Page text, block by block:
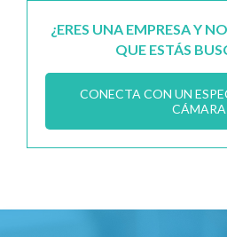
¿ERES UNA EMPRESA Y
QUE ESTÁS
CONECTA CON UN
CÁMARA